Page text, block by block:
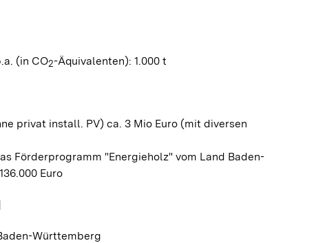
(in CO2-Äquivalenten): 1.000 t
privat install. PV) ca. 3 Mio Euro (mit diversen
Förderprogramm "Energieholz" vom Land Baden-
Euro
Württemberg